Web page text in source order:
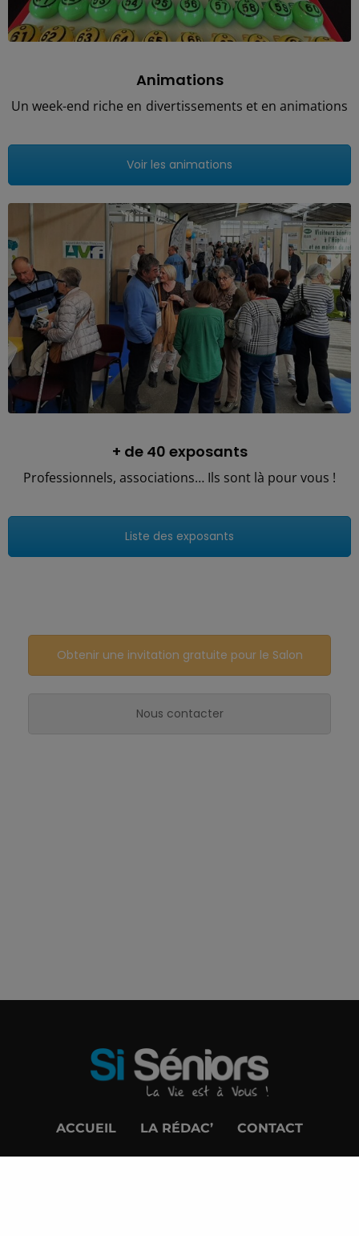
Animations
Un week-end riche en divertissements et en animations
Voir les animations
+ de 40 exposants
Professionnels, associations… Ils sont là pour vous !
Liste des exposants
Obtenir une invitation gratuite pour le Salon
Nous contacter
ACCUEIL LA RÉDAC’ CONTACT